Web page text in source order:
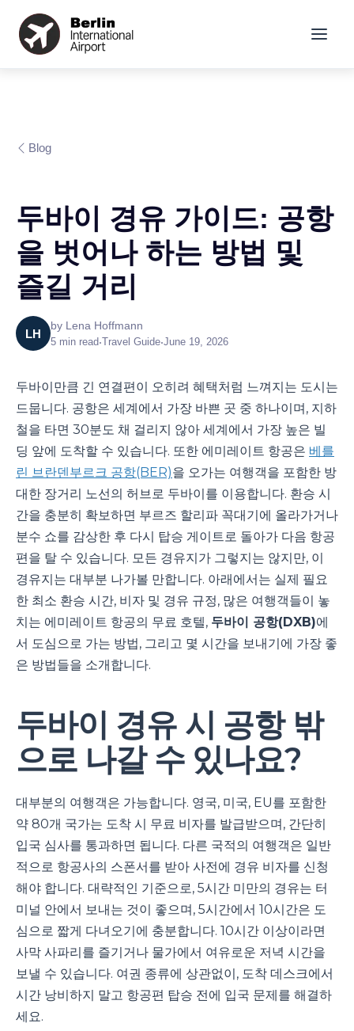
Blog
두바이 경유 가이드: 공항
을 벗어나 하는 방법 및
즐길 거리
LH
by Lena Hoffmann
5 min read•Travel Guide•June 19, 2026
두바이만큼 긴 연결편이 오히려 혜택처럼 느껴지는 도시는
드뭅니다. 공항은 세계에서 가장 바쁜 곳 중 하나이며, 지하
철을 타면 30분도 채 걸리지 않아 세계에서 가장 높은 빌
딩 앞에 도착할 수 있습니다. 또한 에미레이트 항공은 베를
린 브란덴부르크 공항(BER)을 오가는 여행객을 포함한 방
대한 장거리 노선의 허브로 두바이를 이용합니다. 환승 시
간을 충분히 확보하면 부르즈 할리파 꼭대기에 올라가거나
분수 쇼를 감상한 후 다시 탑승 게이트로 돌아가 다음 항공
편을 탈 수 있습니다. 모든 경유지가 그렇지는 않지만, 이
경유지는 대부분 나가볼 만합니다. 아래에서는 실제 필요
한 최소 환승 시간, 비자 및 경유 규정, 많은 여행객들이 놓
치는 에미레이트 항공의 무료 호텔, 두바이 공항(DXB)에
서 도심으로 가는 방법, 그리고 몇 시간을 보내기에 가장 좋
은 방법들을 소개합니다.
두바이 경유 시 공항 밖
으로 나갈 수 있나요?
대부분의 여행객은 가능합니다. 영국, 미국, EU를 포함한
약 80개 국가는 도착 시 무료 비자를 발급받으며, 간단히
입국 심사를 통과하면 됩니다. 다른 국적의 여행객은 일반
적으로 항공사의 스폰서를 받아 사전에 경유 비자를 신청
해야 합니다. 대략적인 기준으로, 5시간 미만의 경유는 터
미널 안에서 보내는 것이 좋으며, 5시간에서 10시간은 도
심으로 짧게 다녀오기에 충분합니다. 10시간 이상이라면
사막 사파리를 즐기거나 물가에서 여유로운 저녁 시간을
보낼 수 있습니다. 여권 종류에 상관없이, 도착 데스크에서
시간 낭비하지 말고 항공편 탑승 전에 입국 문제를 해결하
세요.